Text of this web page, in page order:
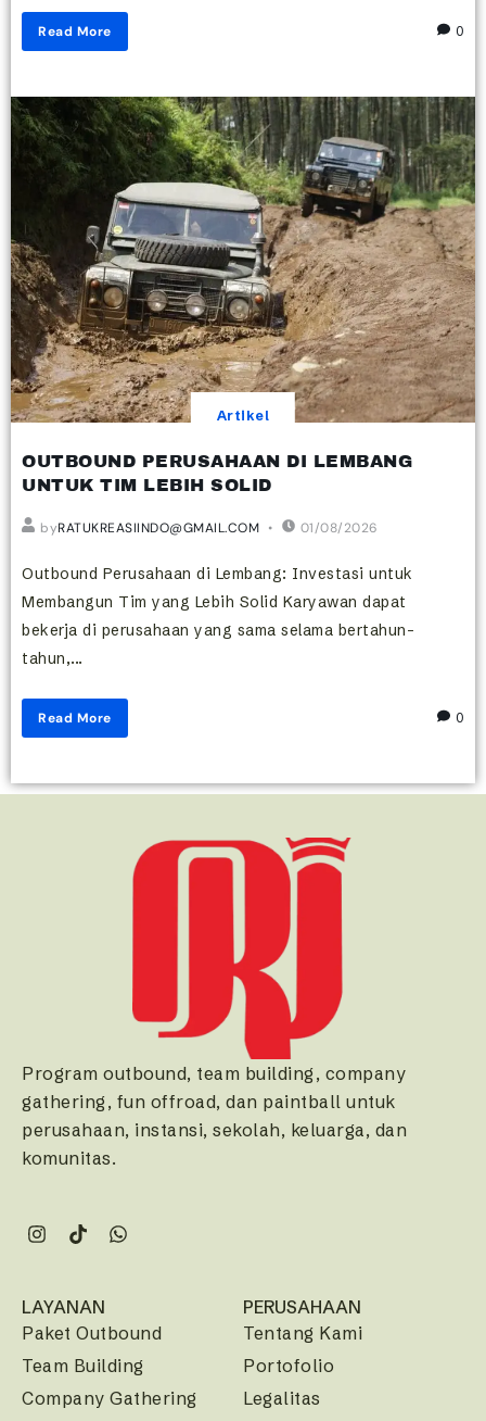
Read More 0
Artikel
OUTBOUND PERUSAHAAN DI LEMBANG
UNTUK TIM LEBIH SOLID
byRATUKREASIINDO@GMAIL.COM 01/08/2026
Outbound Perusahaan di Lembang: Investasi untuk
Membangun Tim yang Lebih Solid Karyawan dapat
bekerja di perusahaan yang sama selama bertahun-
tahun,...
Read More 0
Program outbound, team building, company
gathering, fun offroad, dan paintball untuk
perusahaan, instansi, sekolah, keluarga, dan
komunitas.
LAYANAN
Paket Outbound
Team Building
Company Gathering
PERUSAHAAN
Tentang Kami
Portofolio
Legalitas